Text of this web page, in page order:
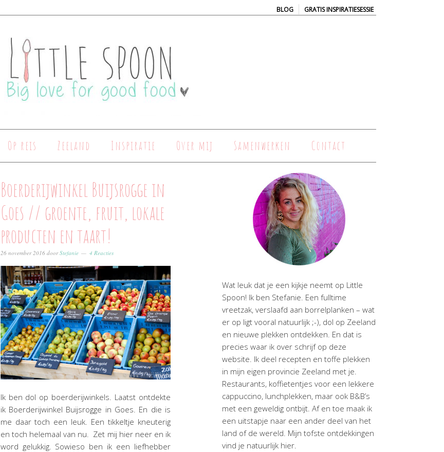
BLOG | GRATIS INSPIRATIESESSIE
Op reis Zeeland Inspiratie Over mij Samenwerken Contact
Boerderijwinkel Buijsrogge in
Goes // groente, fruit, lokale
producten en taart!
26 november 2016 doorStefanie 4 Reacties
Ik ben dol op boerderijwinkels. Laatst ontdekte
ik Boerderijwinkel Buijsrogge in Goes. En die is
me daar toch een leuk. Een tikkeltje kneuterig
en toch helemaal van nu. Zet mij hier neer en ik
word gelukkig. Sowieso ben ik een liefhebber
Wat leuk dat je een kijkje neemt op Little
Spoon! Ik ben Stefanie. Een fulltime
vreetzak, verslaafd aan borrelplanken – wat
er op ligt vooral natuurlijk ;-), dol op Zeeland
en nieuwe plekken ontdekken. En dat is
precies waar ik over schrijf op deze
website. Ik deel recepten en toffe plekken
in mijn eigen provincie Zeeland met je.
Restaurants, koffietentjes voor een lekkere
cappuccino, lunchplekken, maar ook B&B’s
met een geweldig ontbijt. Af en toe maak ik
een uitstapje naar een ander deel van het
land of de wereld. Mijn tofste ontdekkingen
vind je natuurlijk hier.